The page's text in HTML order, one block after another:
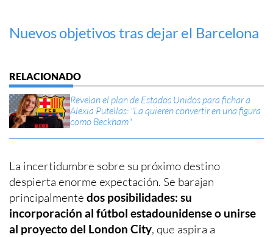
Nuevos objetivos tras dejar el Barcelona
Revelan el plan de Estados Unidos para fichar a
Alexia Putellas: "La quieren convertir en una figura
como Beckham"
La incertidumbre sobre su próximo destino
despierta enorme expectación. Se barajan
principalmente dos posibilidades: su
incorporación al fútbol estadounidense o unirse
al proyecto del London City, que aspira a